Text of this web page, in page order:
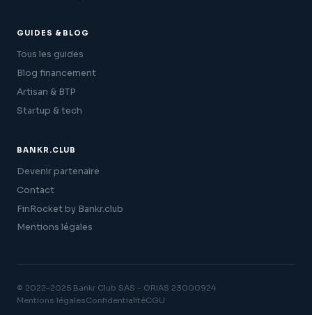
GUIDES & BLOG
Tous les guides
Blog financement
Artisan & BTP
Startup & tech
BANKR.CLUB
Devenir partenaire
Contact
FinRocket by Bankr.club
Mentions légales
© 2022–2025 Bankr Club SAS - ORIAS 23000924
Mentions légalesConfidentialitéCGU